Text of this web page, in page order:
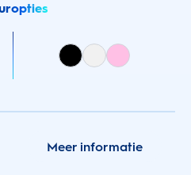
Meer informatie